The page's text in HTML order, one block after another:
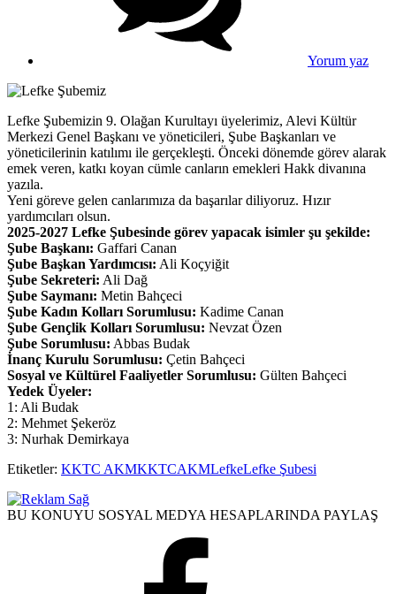
Yorum yaz
Lefke Şubemizin 9. Olağan Kurultayı üyelerimiz, Alevi Kültür
Merkezi Genel Başkanı ve yöneticileri, Şube Başkanları ve
yöneticilerinin katılımı ile gerçekleşti. Önceki dönemde görev alarak
emek veren, katkı koyan cümle canların emekleri Hakk divanına
yazıla.
Yeni göreve gelen canlarımıza da başarılar diliyoruz. Hızır
yardımcıları olsun.
2025-2027 Lefke Şubesinde görev yapacak isimler şu şekilde:
Şube Başkanı: Gaffari Canan
Şube Başkan Yardımcısı: Ali Koçyiğit
Şube Sekreteri: Ali Dağ
Şube Saymanı: Metin Bahçeci
Şube Kadın Kolları Sorumlusu: Kadime Canan
Şube Gençlik Kolları Sorumlusu: Nevzat Özen
Şube Sorumlusu: Abbas Budak
İnanç Kurulu Sorumlusu: Çetin Bahçeci
Sosyal ve Kültürel Faaliyetler Sorumlusu: Gülten Bahçeci
Yedek Üyeler:
1: Ali Budak
2: Mehmet Şekeröz
3: Nurhak Demirkaya
Etiketler: KKTC AKMKKTCAKMLefkeLefke Şubesi
BU KONUYU SOSYAL MEDYA HESAPLARINDA PAYLAŞ